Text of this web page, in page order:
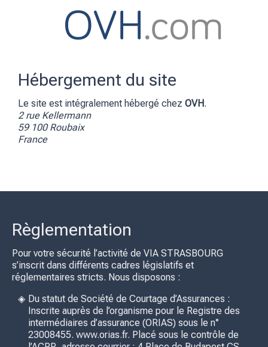
Hébergement du site
Le site est intégralement hébergé chez OVH.
2 rue Kellermann
59 100 Roubaix
France
Règlementation
Pour votre sécurité l’activité de VIA STRASBOURG
s’inscrit dans différents cadres législatifs et
réglementaires stricts. Nous disposons :
Du statut de Société de Courtage d’Assurances :
Inscrite auprès de l’organisme pour le Registre des
intermédiaires d’assurance (ORIAS) sous le n°
23008455. www.orias.fr. Placé sous le contrôle de